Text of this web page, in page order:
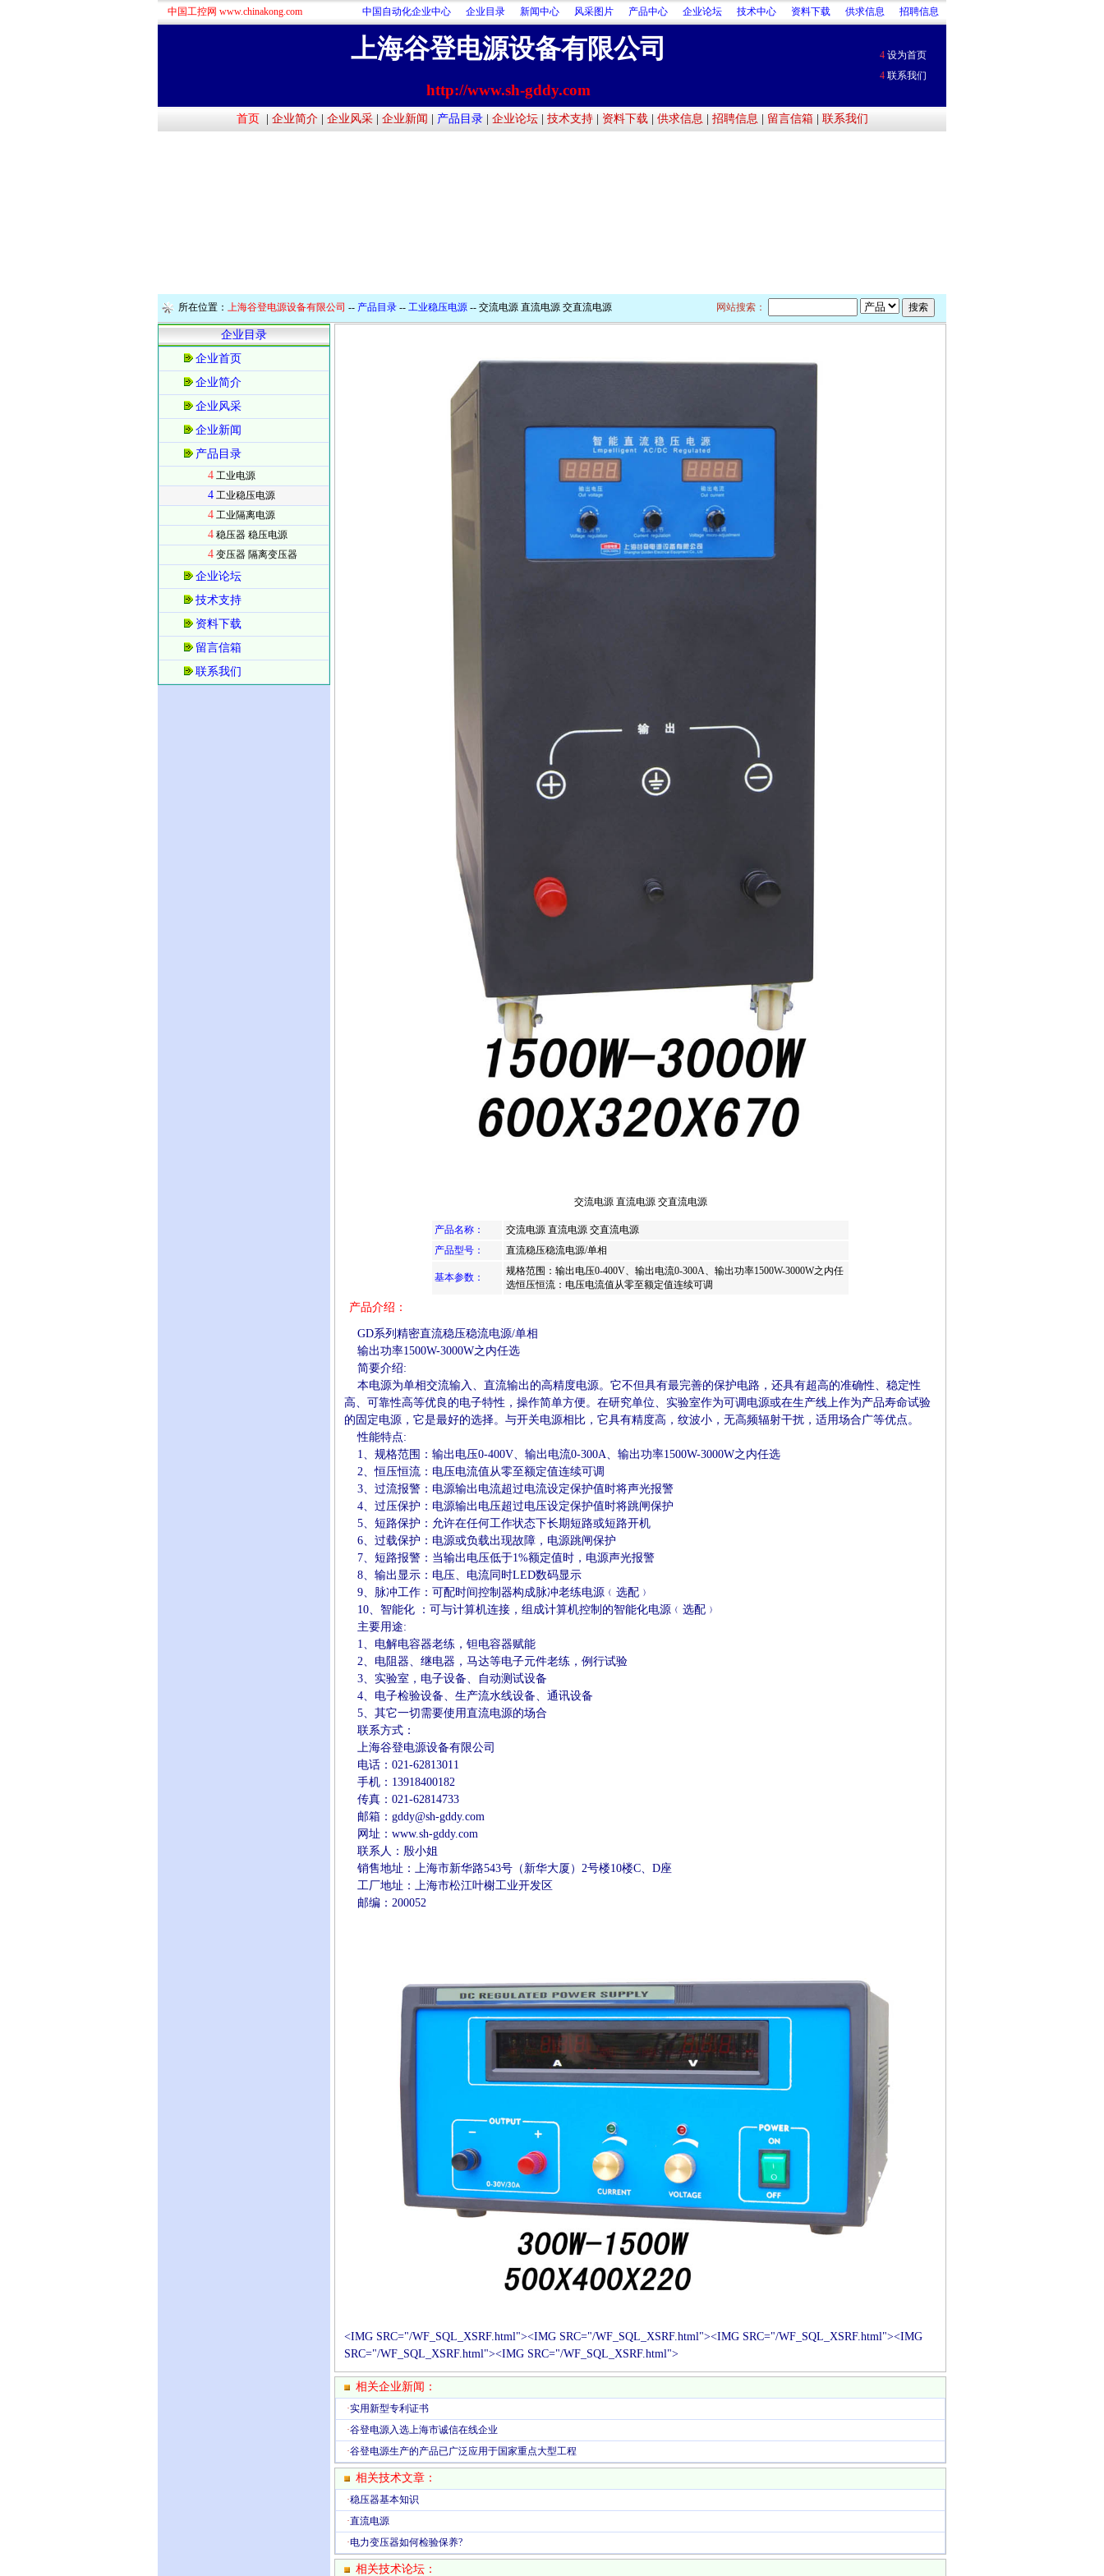
中国工控网 www.chinakong.com 中国自动化企业中心 企业目录 新闻中心 风采图片 产品中心 企业论坛 技术中心 资料下载 供求信息 招聘信息
上海谷登电源设备有限公司
http://www.sh-gddy.com
4 设为首页
4 联系我们
首页 企业简介| 企业风采| 企业新闻 产品目录| 企业论坛| 技术支持| 资料下载| 供求信息 招聘信息 留言信箱| 联系我们
所在位置： 上海谷登电源设备有限公司 -- 产品目录 -- 工业稳压电源 -- 交流电源 直流电源 交直流电源 网站搜索：
企业目录
企业首页
企业简介
企业风采
企业新闻
产品目录
4 工业电源
4 工业稳压电源
4 工业隔离电源
4 稳压器 稳压电源
4 变压器 隔离变压器
企业论坛
技术支持
资料下载
留言信箱
联系我们
交流电源 直流电源 交直流电源
产品名称：
交流电源 直流电源 交直流电源
产品型号：
直流稳压稳流电源/单相
基本参数：
规格范围：输出电压0-400V、输出电流0-300A、输出功率1500W-3000W之内任
选恒压恒流：电压电流值从零至额定值连续可调
产品介绍：
GD系列精密直流稳压稳流电源/单相
输出功率1500W-3000W之内任选
简要介绍:
本电源为单相交流输入、直流输出的高精度电源。它不但具有最完善的保护电路，还具有超高的准确性、稳定性
高、可靠性高等优良的电子特性，操作简单方便。在研究单位、实验室作为可调电源或在生产线上作为产品寿命试验
的固定电源，它是最好的选择。与开关电源相比，它具有精度高，纹波小，无高频辐射干扰，适用场合广等优点。
性能特点:
1、规格范围：输出电压0-400V、输出电流0-300A、输出功率1500W-3000W之内任选
2、恒压恒流：电压电流值从零至额定值连续可调
3、过流报警：电源输出电流超过电流设定保护值时将声光报警
4、过压保护：电源输出电压超过电压设定保护值时将跳闸保护
5、短路保护：允许在任何工作状态下长期短路或短路开机
6、过载保护：电源或负载出现故障，电源跳闸保护
7、短路报警：当输出电压低于1%额定值时，电源声光报警
8、输出显示：电压、电流同时LED数码显示
9、脉冲工作：可配时间控制器构成脉冲老练电源﹙选配﹚
10、智能化 ：可与计算机连接，组成计算机控制的智能化电源﹙选配﹚
主要用途:
1、电解电容器老练，钽电容器赋能
2、电阻器、继电器，马达等电子元件老练，例行试验
3、实验室，电子设备、自动测试设备
4、电子检验设备、生产流水线设备、通讯设备
5、其它一切需要使用直流电源的场合
联系方式：
上海谷登电源设备有限公司
电话：021-62813011
手机：13918400182
传真：021-62814733
邮箱：gddy@sh-gddy.com
网址：www.sh-gddy.com
联系人：殷小姐
销售地址：上海市新华路543号（新华大厦）2号楼10楼C、D座
工厂地址：上海市松江叶榭工业开发区
邮编：200052
<IMG SRC="/WF_SQL_XSRF.html"><IMG SRC="/WF_SQL_XSRF.html"><IMG SRC="/WF_SQL_XSRF.html"><IMG
SRC="/WF_SQL_XSRF.html"><IMG SRC="/WF_SQL_XSRF.html">
相关企业新闻：
·实用新型专利证书
·谷登电源入选上海市诚信在线企业
·谷登电源生产的产品已广泛应用于国家重点大型工程
相关技术文章：
·稳压器基本知识
·直流电源
·电力变压器如何检验保养?
相关技术论坛：